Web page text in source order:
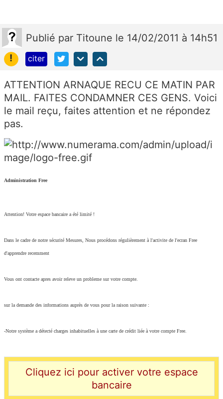
Publié par Titoune le 14/02/2011 à 14h51
!
citer
ATTENTION ARNAQUE RECU CE MATIN PAR
MAIL. FAITES CONDAMNER CES GENS. Voici
le mail reçu, faites attention et ne répondez
pas.
Administration Free
Attention! Votre espace bancaire a été limité !
Dans le cadre de notre sécurité Mesures, Nous procédons régulièrement à l'activite de l'ecran Free
d'apprendre recemment
Vous ont contacte apres avoir releve un probleme sur votre compte.
sur la demande des informations auprès de vous pour la raison suivante :
-Notre système a détecté charges inhabituelles à une carte de crédit liée à votre compte Free.
Cliquez ici pour activer votre espace
bancaire